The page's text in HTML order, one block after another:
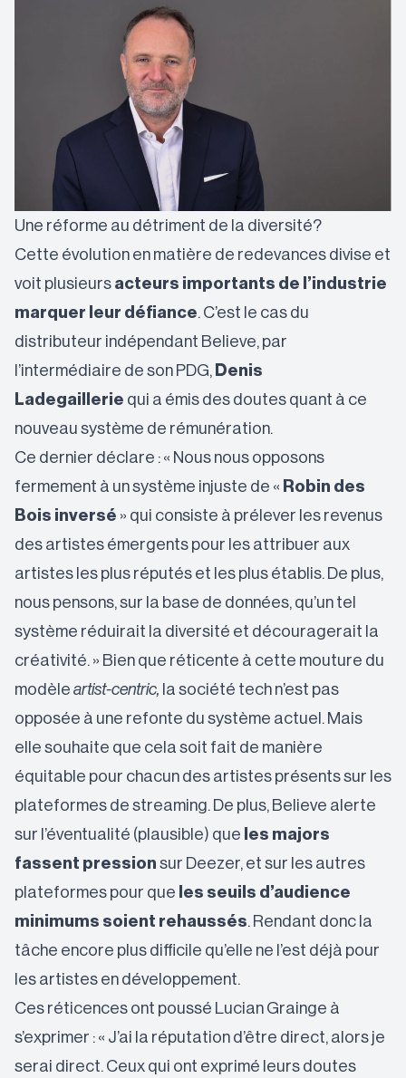
Une réforme au détriment de la diversité?
Cette évolution en matière de redevances divise et
voit plusieurs acteurs importants de l’industrie
marquer leur défiance. C’est le cas du
distributeur indépendant Believe, par
l’intermédiaire de son PDG, Denis
Ladegaillerie qui a émis des doutes quant à ce
nouveau système de rémunération.
Ce dernier déclare : « Nous nous opposons
fermement à un système injuste de « Robin des
Bois inversé » qui consiste à prélever les revenus
des artistes émergents pour les attribuer aux
artistes les plus réputés et les plus établis. De plus,
nous pensons, sur la base de données, qu’un tel
système réduirait la diversité et découragerait la
créativité. » Bien que réticente à cette mouture du
modèle artist-centric, la société tech n’est pas
opposée à une refonte du système actuel . Mais
elle souhaite que cela soit fait de manière
équitable pour chacun des artistes présents sur les
plateformes de streaming. De plus, Believe alerte
sur l’éventualité (plausible) que les majors
fassent pression sur Deezer, et sur les autres
plateformes pour que les seuils d’audience
minimums soient rehaussés. Rendant donc la
tâche encore plus difficile qu’elle ne l’est déjà pour
les artistes en développement.
Ces réticences ont poussé Lucian Grainge à
s’exprimer : « J’ai la réputation d’être direct, alors je
serai direct. Ceux qui ont exprimé leurs doutes